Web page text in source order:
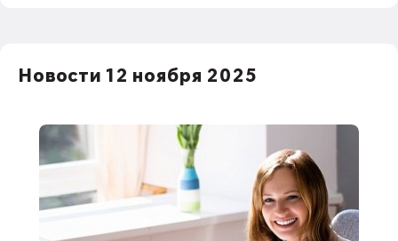
Новости 12 ноября 2025